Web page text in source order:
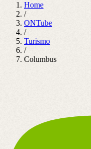
Home
/
ONTube
/
Turismo
/
Columbus